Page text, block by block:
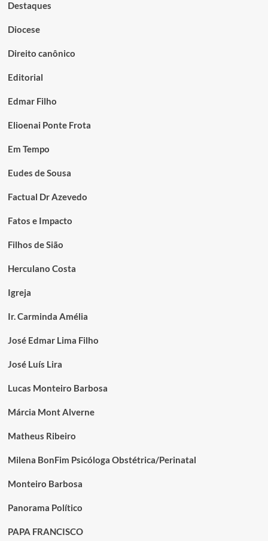
Destaques
Diocese
Direito canônico
Editorial
Edmar Filho
Elioenai Ponte Frota
Em Tempo
Eudes de Sousa
Factual Dr Azevedo
Fatos e Impacto
Filhos de Sião
Herculano Costa
Igreja
Ir. Carminda Amélia
José Edmar Lima Filho
José Luís Lira
Lucas Monteiro Barbosa
Márcia Mont Alverne
Matheus Ribeiro
Milena BonFim Psicóloga Obstétrica/Perinatal
Monteiro Barbosa
Panorama Político
PAPA FRANCISCO